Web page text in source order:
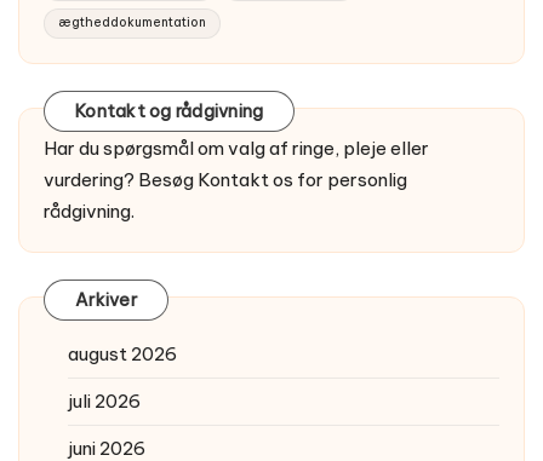
ægtheddokumentation
Kontakt og rådgivning
Har du spørgsmål om valg af ringe, pleje eller
vurdering? Besøg Kontakt os for personlig
rådgivning.
Arkiver
august 2026
juli 2026
juni 2026